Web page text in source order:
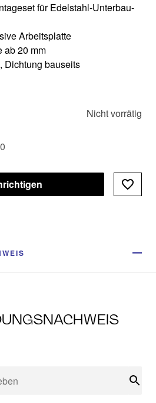
für Edelstahl-Unterbau-
Arbeitsplatte
ab 20 mm
Dichtung bauseits
Nicht vorrätig